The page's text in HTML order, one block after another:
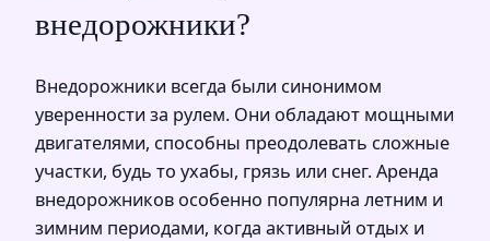
внедорожники?
Внедорожники всегда были синонимом
уверенности за рулем. Они обладают мощными
двигателями, способны преодолевать сложные
участки, будь то ухабы, грязь или снег. Аренда
внедорожников особенно популярна летним и
зимним периодами, когда активный отдых и